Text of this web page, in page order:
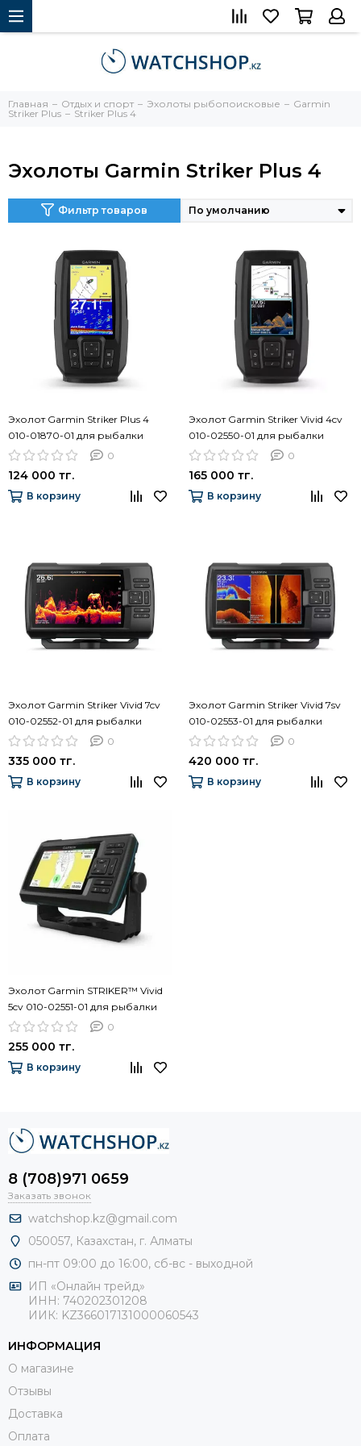
Главная Отдых и спорт Эхолоты рыбопоисковые
Garmin
Striker Plus
Striker Plus 4
Эхолоты Garmin Striker Plus 4
Фильтр товаров
Эхолот Garmin Striker Plus 4
010-01870-01 для рыбалки
0
124 000 тг.
В корзину
Эхолот Garmin Striker Vivid 4cv
010-02550-01 для рыбалки
0
165 000 тг.
В корзину
Эхолот Garmin Striker Vivid 7cv
010-02552-01 для рыбалки
0
335 000 тг.
В корзину
Эхолот Garmin Striker Vivid 7sv
010-02553-01 для рыбалки
0
420 000 тг.
В корзину
Эхолот Garmin STRIKER™ Vivid
5cv 010-02551-01 для рыбалки
0
255 000 тг.
В корзину
8 (708)971 0659
Заказать звонок
watchshop.kz@gmail.com
050057, Казахстан, г. Алматы
пн-пт 09:00 до 16:00, сб-вс - выходной
ИП «Онлайн трейд»
ИНН: 740202301208
ИИК: KZ366017131000060543
ИНФОРМАЦИЯ
О магазине
Отзывы
Доставка
Оплата